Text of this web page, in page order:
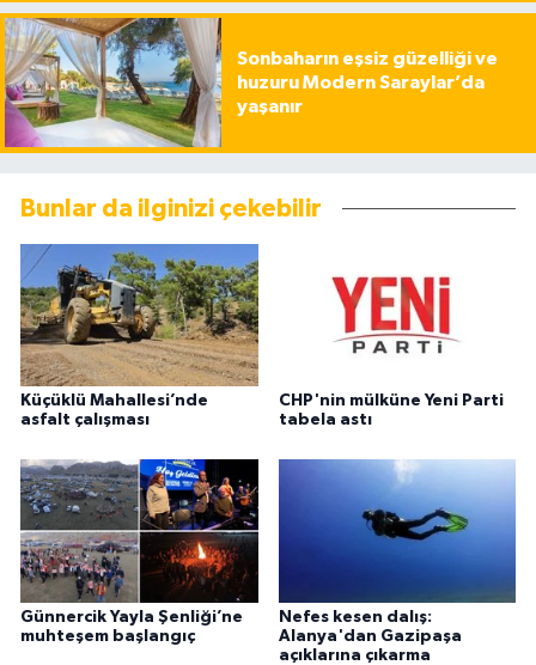
Sonbaharın eşsiz güzelliği ve
huzuru Modern Saraylar’da
yaşanır
Bunlar da ilginizi çekebilir
Küçüklü Mahallesi’nde
asfalt çalışması
CHP'nin mülküne Yeni Parti
tabela astı
Günnercik Yayla Şenliği’ne
muhteşem başlangıç
Nefes kesen dalış:
Alanya'dan Gazipaşa
açıklarına çıkarma